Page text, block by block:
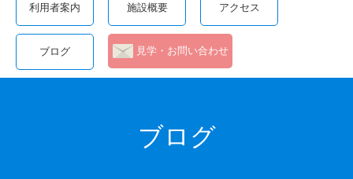
利用者案内 施設概要 アクセス
ブログ 見学・お問い合わせ
ブログ